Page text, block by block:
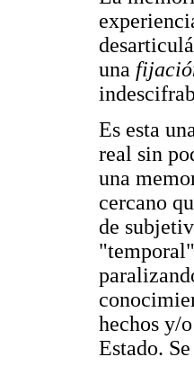
una
Es esta
real sin
una
cercano
de
hechos y/
Estado.